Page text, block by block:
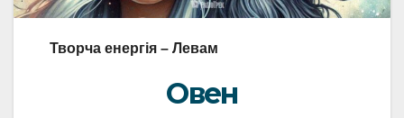
Творча енергія – Левам
Овен